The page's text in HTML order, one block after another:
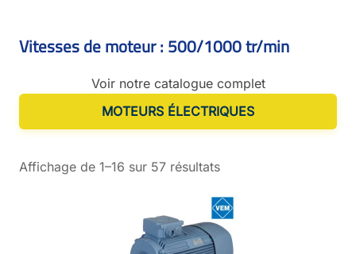
Vitesses de moteur : 500/1000 tr/min
Voir notre catalogue complet
MOTEURS ÉLECTRIQUES
Affichage de 1–16 sur 57 résultats